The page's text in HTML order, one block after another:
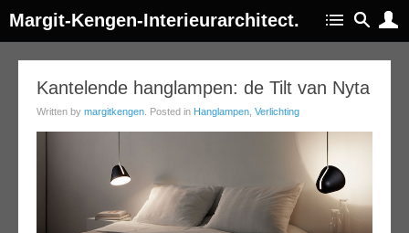
Margit-Kengen-Interieurarchitect.
Kantelende hanglampen: de Tilt van Nyta
Written by margitkengen . Posted in Hanglampen Verlichting